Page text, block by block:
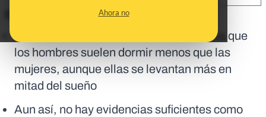
Ahora no
Un estudio científico a gran escala indica que
los hombres suelen dormir menos que las
mujeres, aunque ellas se levantan más en
mitad del sueño
Aun así, no hay evidencias suficientes como